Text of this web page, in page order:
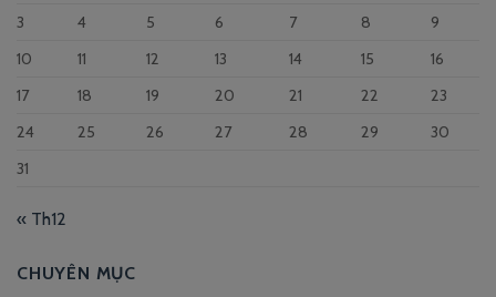
3
4 5 6 7 8
9
10
11 12 13 14 15
16
17
18 19 20 21 22
23
24
25 26 27 28 29
30
31
« Th12
CHUYÊN MỤC